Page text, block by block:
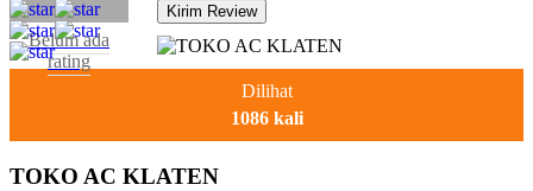
Belum ada
rating
Dilihat
1086 kali
TOKO AC KLATEN